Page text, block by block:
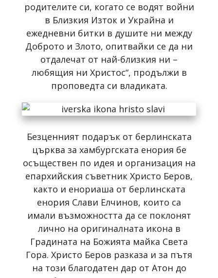
родителите си, когато се водят войни
в Близкия Изток и Украйна и
ежедневни битки в душите ни между
Доброто и Злото, опитвайки се да ни
отдалечат от най-близкия ни –
любящия ни Христос“, продължи в
проповедта си владиката.
Безценният подарък от берлинската
църква за хамбургската енория бе
осъществен по идея и организация на
епархийския съветник Христо Беров,
както и енориаша от берлинската
енория Слави Елчинов, които са
имали възможността да се поклонят
лично на оригиналната икона в
Градината на Божията майка Света
Гора. Христо Беров разказа и за пътя
на този благодатен дар от Атон до